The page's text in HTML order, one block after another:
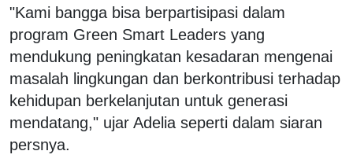
"Kami bangga bisa berpartisipasi dalam
program Green Smart Leaders yang
mendukung peningkatan kesadaran mengenai
masalah lingkungan dan berkontribusi terhadap
kehidupan berkelanjutan untuk generasi
mendatang," ujar Adelia seperti dalam siaran
persnya.